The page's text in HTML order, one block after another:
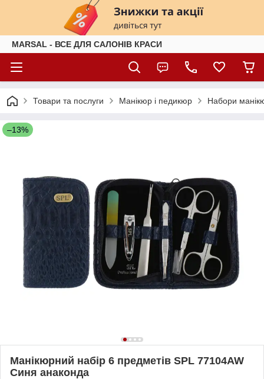
MARSAL - ВСЕ ДЛЯ САЛОНІВ КРАСИ
Товари та послуги Манікюр і педикюр Набори
–13%
Манікюрний набір 6 предметів SPL 77104AW
Синя анаконда